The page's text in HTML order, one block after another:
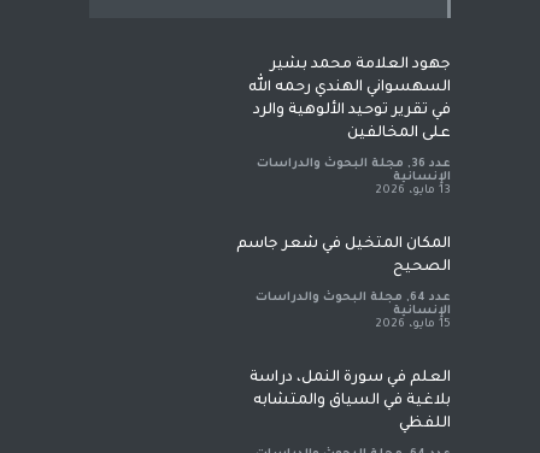
جهود العلامة محمد بشير
السهسواني الهندي رحمه الله
في تقرير توحيد الألوهية والرد
على المخالفين
عدد 36 , مجلة البحوث والدراسات
الإنسانية
13 مايو، 2026
المكان المتخيل في شعر جاسم
الصحيح
عدد 64 , مجلة البحوث والدراسات
الإنسانية
15 مايو، 2026
العلم في سورة النمل، دراسة
بلاغية في السياق والمتشابه
اللفظي